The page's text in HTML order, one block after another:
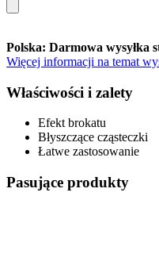
Polska: Darmowa wysyłka
Więcej informacji na temat
Właściwości i zalety
Efekt brokatu
Błyszczące cząsteczki
Łatwe zastosowanie
Pasujące produkty